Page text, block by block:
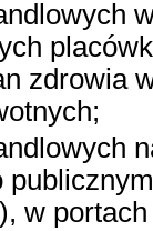
zdrowia
), w